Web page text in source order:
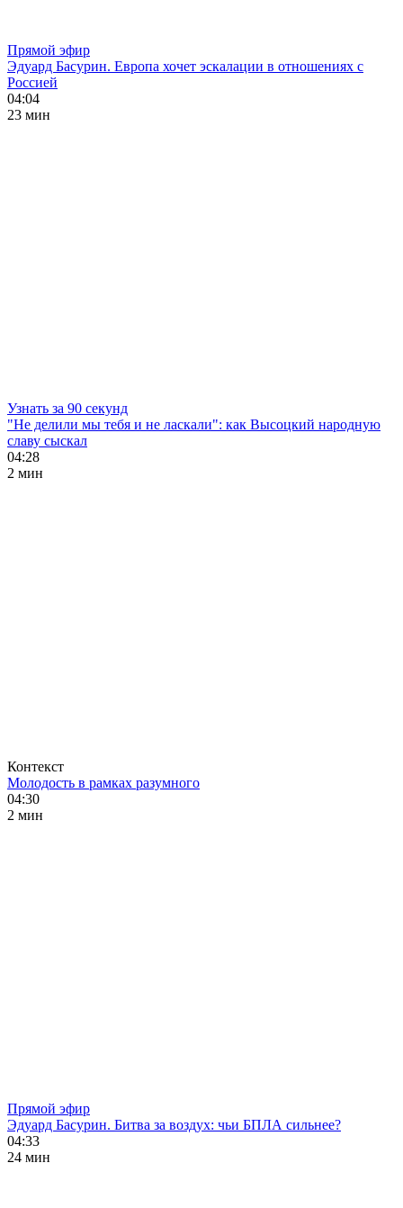
Прямой эфир
Эдуард Басурин. Европа хочет эскалации в отношениях с
Россией
04:04
23 мин
Узнать за 90 секунд
"Не делили мы тебя и не ласкали": как Высоцкий народную
славу сыскал
04:28
2 мин
Контекст
Молодость в рамках разумного
04:30
2 мин
Прямой эфир
Эдуард Басурин. Битва за воздух: чьи БПЛА сильнее?
04:33
24 мин